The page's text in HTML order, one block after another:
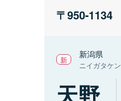
950-1134
新潟県
ニイガタケン
天野